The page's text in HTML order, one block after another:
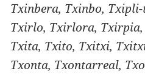
Txinbera, Txinbo,
Txirlo, Txirlora,
Txita, Txito, Txitxi,
Txonta, Txontarreal,